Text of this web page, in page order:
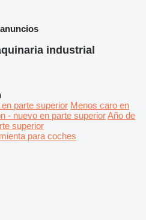
industrial
parte superior Menos caro en
- nuevo en parte superiorAño de
superior